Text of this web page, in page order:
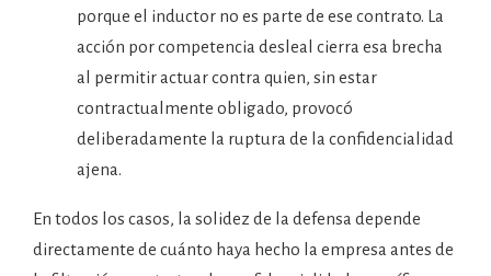
porque el inductor no es parte de ese contrato. La
acción por competencia desleal cierra esa brecha
al permitir actuar contra quien, sin estar
contractualmente obligado, provocó
deliberadamente la ruptura de la confidencialidad
ajena.
En todos los casos, la solidez de la defensa depende
directamente de cuánto haya hecho la empresa antes de